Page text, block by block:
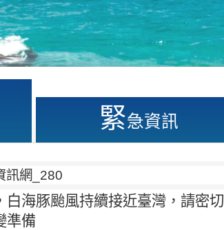
緊急資訊
海豚颱風持續接近臺灣，請密切
準備